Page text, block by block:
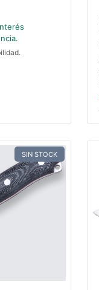
SIN STOCK